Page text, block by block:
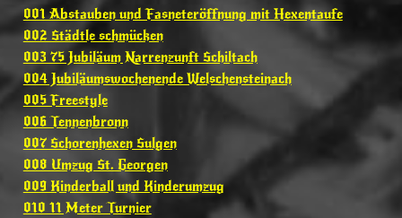
001 Abstauben und Fasneteröffnung mit Hexentaufe
002 Städtle schmücken
003 75 Jubiläum Narrenzunft Schiltach
004 Jubiläumswochenende Welschensteinach
005 Freestyle
006 Tennenbronn
007 Schorenhexen Sulgen
008 Umzug St. Georgen
009 Kinderball und Kinderumzug
010 11 Meter Turnier